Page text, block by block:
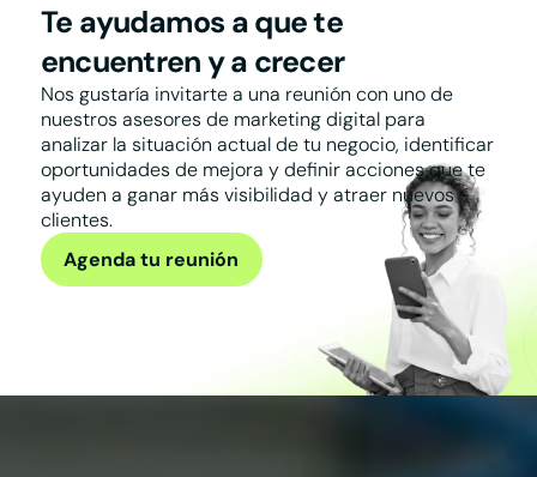
Te ayudamos a que te
encuentren y a crecer
Nos gustaría invitarte a una reunión con uno de
nuestros asesores de marketing digital para
analizar la situación actual de tu negocio, identificar
oportunidades de mejora y definir acciones que te
ayuden a ganar más visibilidad y atraer nuevos
clientes.
Agenda tu reunión